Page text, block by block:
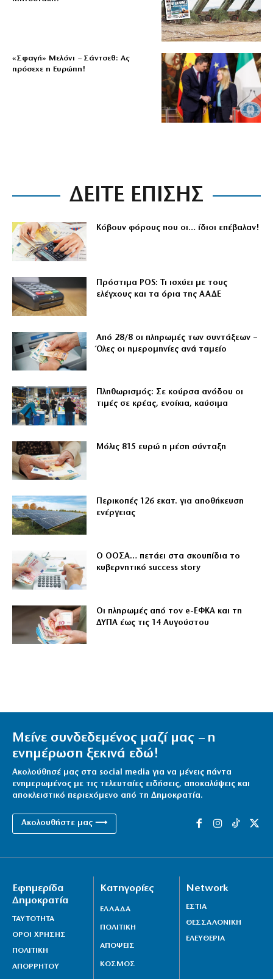
«Σφαγή» Μελόνι – Σάντσεθ: Ας
πρόσεχε η Ευρώπη!
ΔΕΙΤΕ ΕΠΙΣΗΣ
Κόβουν φόρους που οι… ίδιοι επέβαλαν!
Πρόστιμα POS: Τι ισχύει με τους
ελέγχους και τα όρια της ΑΑΔΕ
Από 28/8 οι πληρωμές των συντάξεων –
Όλες οι ημερομηνίες ανά ταμείο
Πληθωρισμός: Σε κούρσα ανόδου οι
τιμές σε κρέας, ενοίκια, καύσιμα
Μόλις 815 ευρώ η μέση σύνταξη
Περικοπές 126 εκατ. για αποθήκευση
ενέργειας
Ο ΟΟΣΑ… πετάει στα σκουπίδια το
κυβερνητικό success story
Οι πληρωμές από τον e-ΕΦΚΑ και τη
ΔΥΠΑ έως τις 14 Αυγούστου
Μείνε συνδεδεμένος μαζί μας – η
ενημέρωση ξεκινά εδώ!
Ακολούθησέ μας στα social media για να μένεις πάντα
ενημερωμένος με τις τελευταίες ειδήσεις, αποκαλύψεις και
αποκλειστικό περιεχόμενο από τη Δημοκρατία.
Ακολουθήστε μας ⟶
Εφημερίδα
Δημοκρατία
ΤΑΥΤΟΤΗΤΑ
ΟΡΟΙ ΧΡΗΣΗΣ
ΠΟΛΙΤΙΚΗ
ΑΠΟΡΡΗΤΟΥ
Κατηγορίες
ΕΛΛΑΔΑ
ΠΟΛΙΤΙΚΗ
ΑΠΟΨΕΙΣ
ΚΟΣΜΟΣ
Network
ΕΣΤΙΑ
ΘΕΣΣΑΛΟΝΙΚΗ
ΕΛΕΥΘΕΡΙΑ